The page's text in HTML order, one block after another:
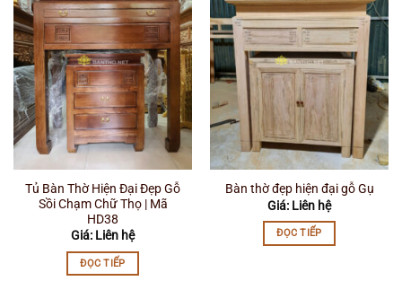
Tủ Bàn Thờ Hiện Đại Đẹp Gỗ
Sồi Chạm Chữ Thọ | Mã
HD38
Giá: Liên hệ
ĐỌC TIẾP
Bàn thờ đẹp hiện đại gỗ Gụ
Giá: Liên hệ
ĐỌC TIẾP